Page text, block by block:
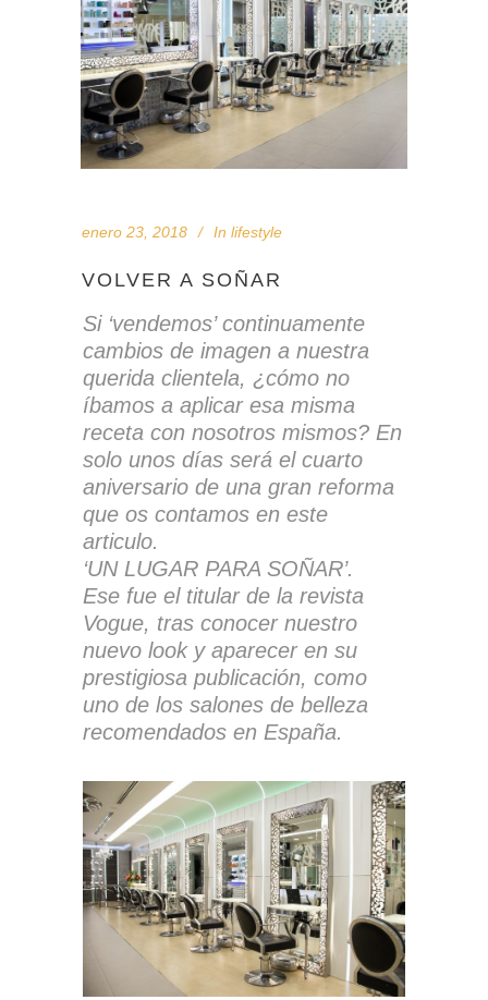
enero 23, 2018 In lifestyle
VOLVER A SOÑAR
Si ‘vendemos’ continuamente
cambios de imagen a nuestra
querida clientela, ¿cómo no
íbamos a aplicar esa misma
receta con nosotros mismos? En
solo unos días será el cuarto
aniversario de una gran reforma
que os contamos en este
articulo.
‘UN LUGAR PARA SOÑAR’.
Ese fue el titular de la revista
Vogue, tras conocer nuestro
nuevo look y aparecer en su
prestigiosa publicación, como
uno de los salones de belleza
recomendados en España.